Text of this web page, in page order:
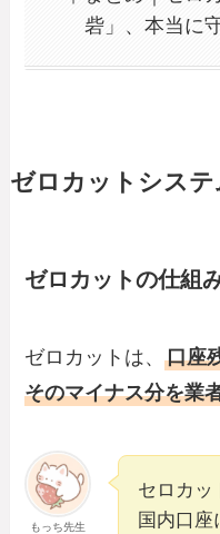
砦」、本当に
ゼロカットシステ
ゼロカットの仕組
ゼロカットは、口座
そのマイナス分を業
もっち先生
セロカッ
国内口座